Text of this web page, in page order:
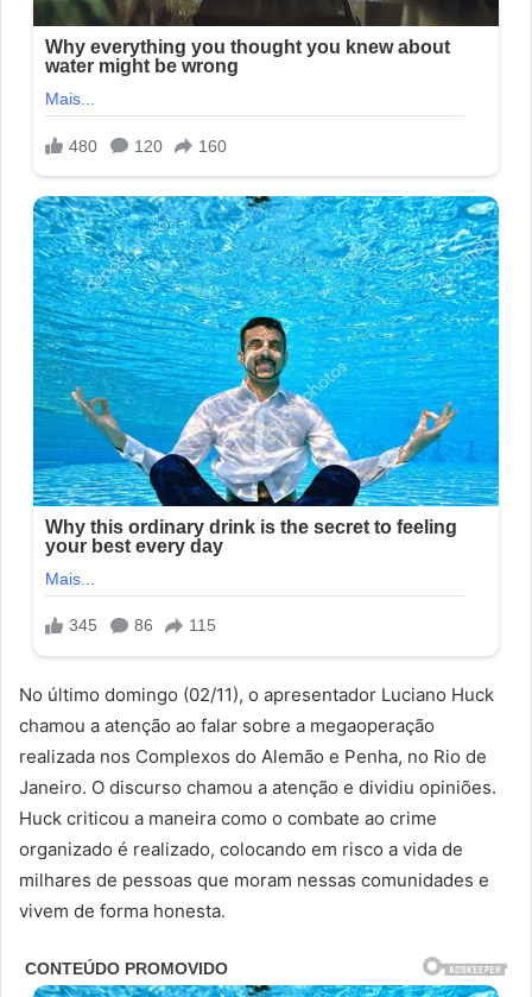
No último domingo (02/11), o apresentador Luciano Huck
chamou a atenção ao falar sobre a megaoperação
realizada nos Complexos do Alemão e Penha, no Rio de
Janeiro. O discurso chamou a atenção e dividiu opiniões.
Huck criticou a maneira como o combate ao crime
organizado é realizado, colocando em risco a vida de
milhares de pessoas que moram nessas comunidades e
vivem de forma honesta.